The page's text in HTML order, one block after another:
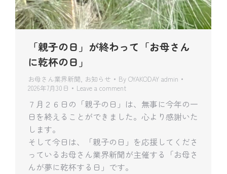
「親子の日」が終わって「お母さん
に乾杯の日」
お母さん業界新聞, お知らせ By OYAKODAY admin
2026年7月30日
Leave a comment
７月２６日の「親子の日」は、無事に今年の一
日を終えることができました。心より感謝いた
します。
そして今日は、「親子の日」を応援してくださ
っているお母さん業界新聞が主催する「お母さ
んが夢に乾杯する日」です。